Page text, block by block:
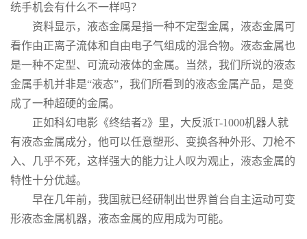
统手机会有什么不一样吗？
资料显示，液态金属是指一种不定型金属，液态金属可
看作由正离子流体和自由电子气组成的混合物。液态金属也
是一种不定型、可流动液体的金属。当然，我们所说的液态
金属手机并非是“液态”，我们所看到的液态金属产品，是变
成了一种超硬的金属。
正如科幻电影《终结者2》里，大反派T-1000机器人就
有液态金属成分，他可以任意塑形、变换各种外形、刀枪不
入、几乎不死，这样强大的能力让人叹为观止，液态金属的
特性十分优越。
早在几年前，我国就已经研制出世界首台自主运动可变
形液态金属机器，液态金属的应用成为可能。